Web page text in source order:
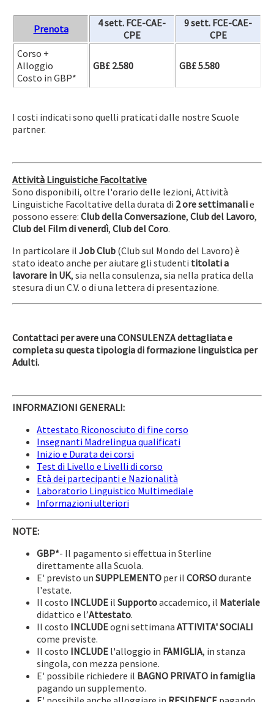
Prenota 4 sett. FCE-CAE-
CPE
9 sett. FCE-CAE-
CPE
Corso +
Alloggio
Costo in GBP*
GB£ 2.580 GB£ 5.580
I costi indicati sono quelli praticati dalle nostre Scuole
partner.
Attività Linguistiche Facoltative
Sono disponibili, oltre l'orario delle lezioni, Attività
Linguistiche Facoltative della durata di 2 ore settimanalie
possono essere: Club dellaConversazione, Club del Lavoro,
Club del Film di venerdì, Club delCoro.
In particolare il Job Club (Club sul Mondo del Lavoro) è
stato ideato anche per aiutare gli studenti titolati a
lavorare in UK, sia nella consulenza, sia nella pratica della
stesura di un C.V. o di una lettera di presentazione.
Contattaci per avere una CONSULENZA dettagliata e
completa su questa tipologia di formazione linguistica per
Adulti.
INFORMAZIONI GENERALI:
Attestato Riconosciuto di fine corso
Insegnanti Madrelingua qualificati
Inizio e Durata dei corsi
Test di Livello e Livelli di corso
Età dei partecipanti e Nazionalità
Laboratorio Linguistico Multimediale
Informazioni ulteriori
NOTE:
GBP*- Il pagamento si effettua in Sterline
direttamente alla Scuola.
E' previsto un SUPPLEMENTO per il CORSOdurante
l'estate.
Il costo INCLUDE il Supportoaccademico, il Materiale
didattico e l’Attestato.
Il costo INCLUDEogni settimana ATTIVITA' SOCIALI
come previste.
Il costo INCLUDE l'alloggio in FAMIGLIA, in stanza
singola, con mezza pensione.
E' possibile richiedere il BAGNO PRIVATO in famiglia
pagando un supplemento.